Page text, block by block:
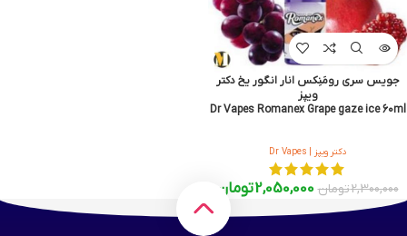
جویس سری رومَنِکس انار انگور یخ دکتر
ویپز
Dr Vapes Romanex Grape gaze ice 60ml
دکتر ویپز | Dr Vapes
2,300,000تومان 2,050,000تومان